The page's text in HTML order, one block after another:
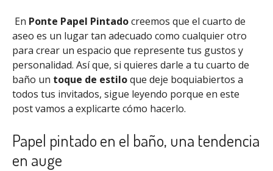
En Ponte Papel Pintadocreemos que el cuarto de
aseo es un lugar tan adecuado como cualquier otro
para crear un espacio que represente tus gustos y
personalidad. Así que, si quieres darle a tu cuarto de
baño un toque de estiloque deje boquiabiertos a
todos tus invitados, sigue leyendo porque en este
post vamos a explicarte cómo hacerlo.
Papel pintado en el baño, una tendencia
en auge